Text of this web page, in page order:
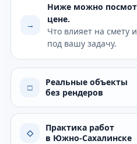
→
Ниже можно
цене.
Что влияет на смету
под вашу задачу.
□
Реальные объекты
без рендеров
◇
Практика работ
в Южно-Сахалинске